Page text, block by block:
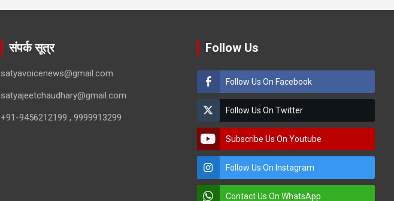
संपर्क सूत्र
satyavoicenews@gmail.com
satyajeetchaudhary@gmail.com
+91-9456212199 , 9999913299
Follow Us
Follow Us On Facebook
Follow Us On Twitter
Subscribe Us On Youtube
Follow Us On Instagram
Contact Us On WhatsApp